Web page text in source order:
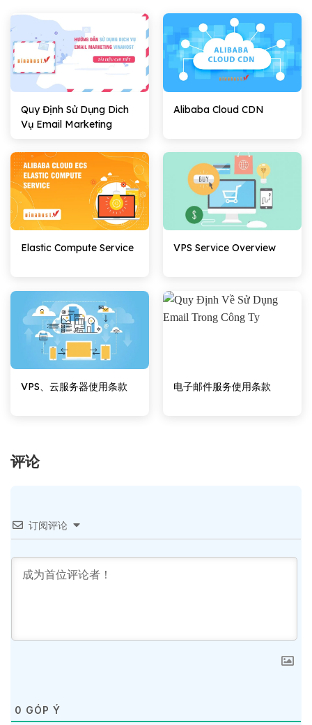
Quy Định Sử Dụng Dich
Vụ Email Marketing
Alibaba Cloud CDN
Elastic Compute Service VPS Service Overview
VPS、云服务器使用条款 电子邮件服务使用条款
评论
订阅评论
0 GÓP Ý